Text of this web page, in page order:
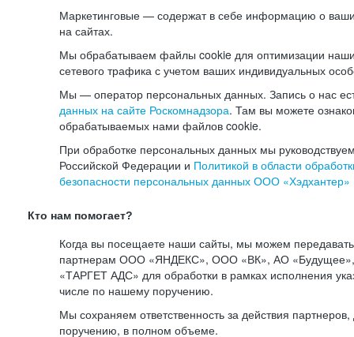
Маркетинговые — содержат в себе информацию о
на сайтах.
Мы обрабатываем файлы cookie для оптимизации
сетевого трафика с учетом ваших индивидуальных
Мы — оператор персональных данных. Запись о нас
данных на сайте Роскомнадзора. Там вы можете
обрабатываемых нами файлов cookie.
При обработке персональных данных мы
Российской Федерации и Политикой в области
безопасности персональных данных ООО «Хэдхантер»
Кто нам помогает?
Когда вы посещаете наши сайты, мы можем
партнерам ООО «ЯНДЕКС», ООО «ВК», АО
«ТАРГЕТ АДС» для обработки в рамках исполнения
числе по нашему поручению.
Мы сохраняем ответственность за действия
поручению, в полном объеме.